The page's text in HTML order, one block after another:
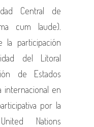
Central de
cum laude).
la participación
del Litoral
de Estados
internacional en
por la
Nations